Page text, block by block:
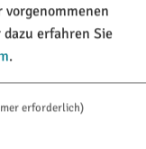
dazu erfahren Sie
.
erforderlich)